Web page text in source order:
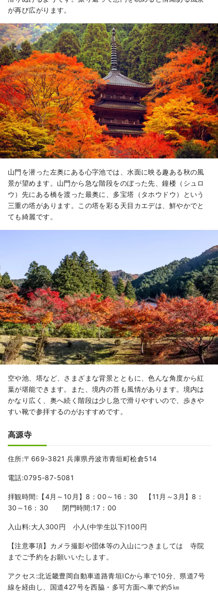
が再び広がります。
山門を潜った左奥にある心字池では、水面に映る趣ある秋の風
景が望めます。山門から急な階段をのぼった先、鐘楼（シュロ
ウ）先にある橋を渡った最奥に、多宝塔（タホウドウ）という
三重の塔があります。この塔を彩る天目カエデは、鮮やかでと
ても綺麗です。
空や池、塔など、さまざまな背景とともに、色んな角度から紅
葉が堪能できます。また、境内の苔も風情があります。境内は
かなり広く、奥へ続く階段は少し急で滑りやすいので、歩きや
すい靴で参拝するのがおすすめです。
高源寺
住所:〒669-3821 兵庫県丹波市青垣町桧倉514
電話:0795-87-5081
拝観時間:【4月～10月】8：00～16：30 【11月～3月】8：
30～16：30 閉門時間:17：00
入山料:大人300円 小人(中学生以下)100円
【注意事項】カメラ撮影や団体等の入山につきましては 寺院
までご予約をお願いいたします。
アクセス:北近畿豊岡自動車道路青垣ICから車で10分、県道7号
線を経由し、国道427号を西脇・多可方面へ車で約5㎞